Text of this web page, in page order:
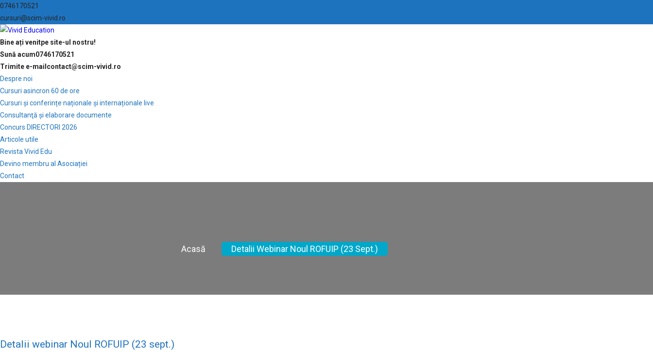
0746170521
cursuri@scim-vivid.ro
Bine ați venitpe site-ul nostru!
Sună acum0746170521
Trimite e-mail contact@scim-vivid.ro
Despre noi
Cursuri asincron 60 de ore
Cursuri și conferințe naționale și internaționale live
Consultanţă și elaborare documente
Concurs DIRECTORI 2026
Articole utile
Revista Vivid Edu
Devino membru al Asociației
Contact
Acasă Detalii Webinar Noul ROFUIP (23 Sept.)
Detalii webinar Noul ROFUIP (23 sept.)